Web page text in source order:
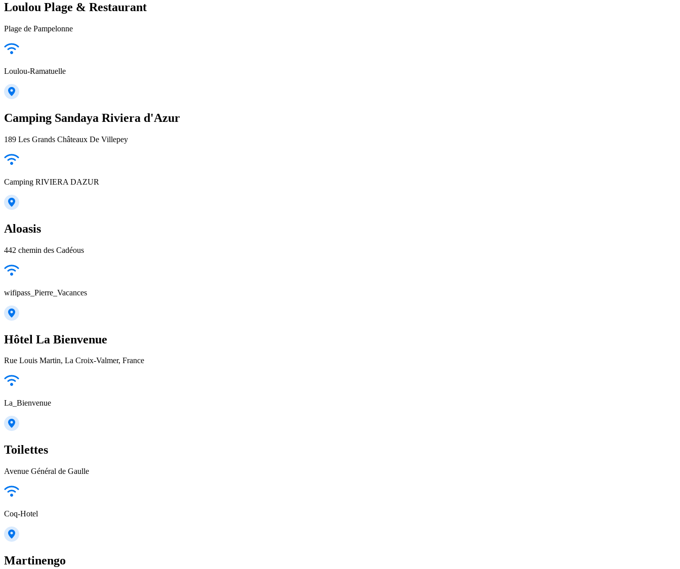
Loulou Plage & Restaurant
Plage de Pampelonne
Loulou-Ramatuelle
Camping Sandaya Riviera d'Azur
189 Les Grands Châteaux De Villepey
Camping RIVIERA DAZUR
Aloasis
442 chemin des Cadéous
wifipass_Pierre_Vacances
Hôtel La Bienvenue
Rue Louis Martin, La Croix-Valmer, France
La_Bienvenue
Toilettes
Avenue Général de Gaulle
Coq-Hotel
Martinengo